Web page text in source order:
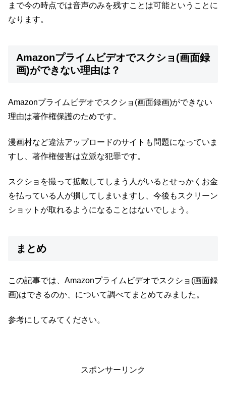
まで今の時点では音声のみを残すことは可能ということに
なります。
Amazonプライムビデオでスクショ(画面録
画)ができない理由は？
Amazonプライムビデオでスクショ(画面録画)ができない
理由は著作権保護のためです。
漫画村など違法アップロードのサイトも問題になっていま
すし、著作権侵害は立派な犯罪です。
スクショを撮って拡散してしまう人がいるとせっかくお金
を払っている人が損してしまいますし、今後もスクリーン
ショットが取れるようになることはないでしょう。
まとめ
この記事では、Amazonプライムビデオでスクショ(画面録
画)はできるのか、について調べてまとめてみました。
参考にしてみてください。
スポンサーリンク